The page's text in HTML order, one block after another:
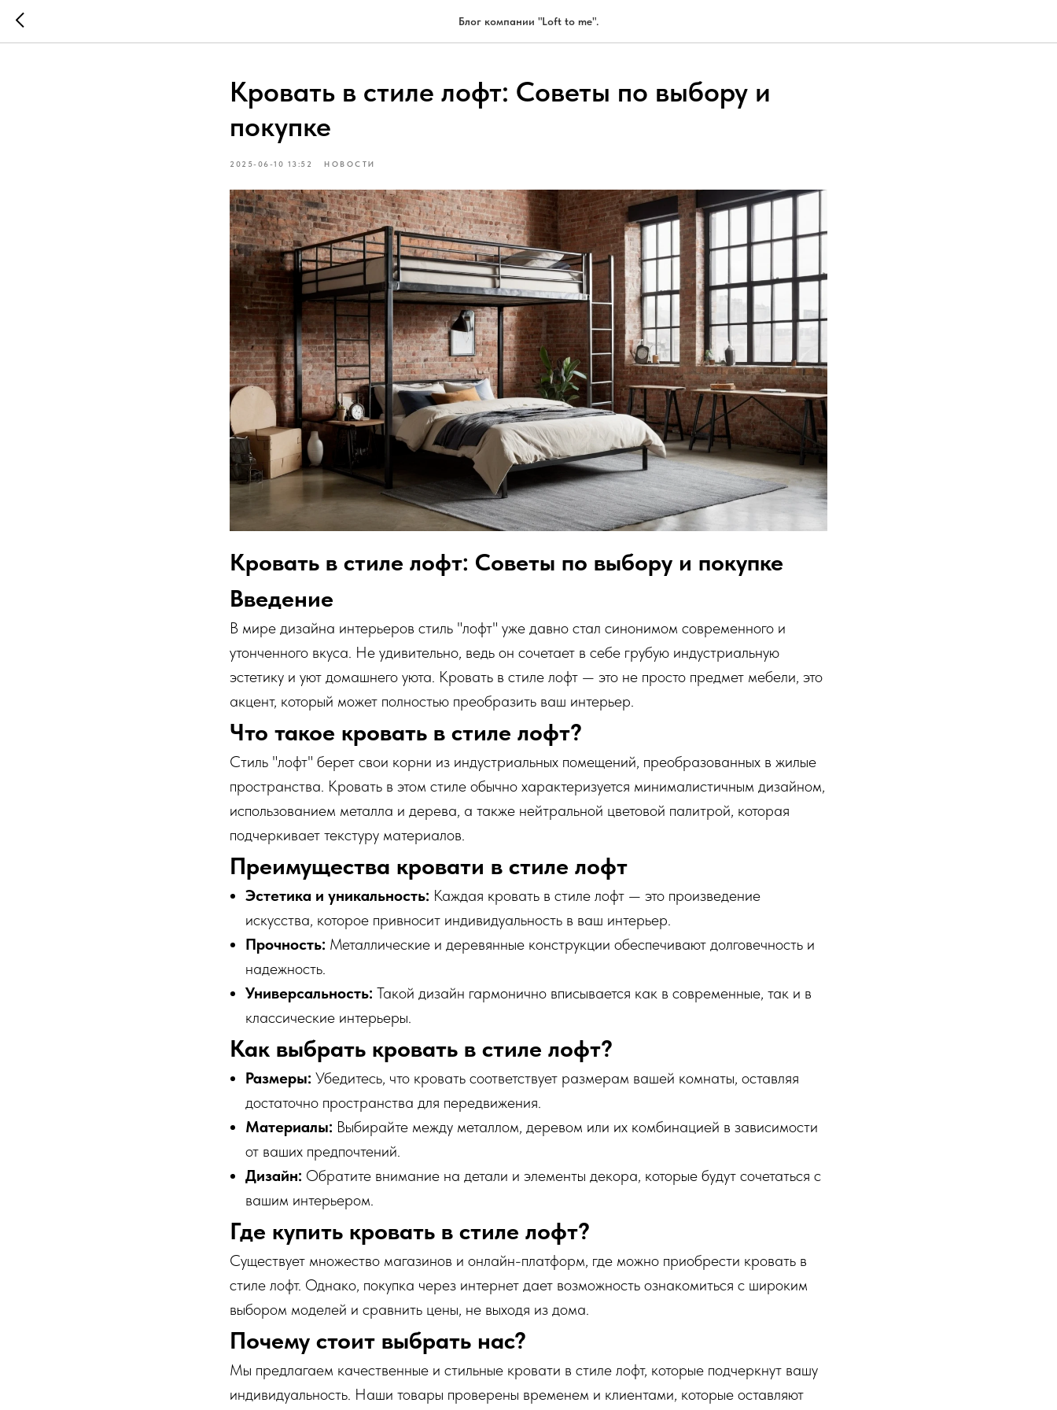
Блог компании "Loft to me".
Кровать в стиле лофт: Советы по выбору и
покупке
2025-06-10 13:52 НОВОСТИ
Кровать в стиле лофт: Советы по выбору и покупке
Введение
В мире дизайна интерьеров стиль "лофт" уже давно стал синонимом современного и
утонченного вкуса. Не удивительно, ведь он сочетает в себе грубую индустриальную
эстетику и уют домашнего уюта. Кровать в стиле лофт — это не просто предмет мебели, это
акцент, который может полностью преобразить ваш интерьер.
Что такое кровать в стиле лофт?
Стиль "лофт" берет свои корни из индустриальных помещений, преобразованных в жилые
пространства. Кровать в этом стиле обычно характеризуется минималистичным дизайном,
использованием металла и дерева, а также нейтральной цветовой палитрой, которая
подчеркивает текстуру материалов.
Преимущества кровати в стиле лофт
Эстетика и уникальность: Каждая кровать в стиле лофт — это произведение
искусства, которое привносит индивидуальность в ваш интерьер.
Прочность: Металлические и деревянные конструкции обеспечивают долговечность и
надежность.
Универсальность: Такой дизайн гармонично вписывается как в современные, так и в
классические интерьеры.
Как выбрать кровать в стиле лофт?
Размеры: Убедитесь, что кровать соответствует размерам вашей комнаты, оставляя
достаточно пространства для передвижения.
Материалы: Выбирайте между металлом, деревом или их комбинацией в зависимости
от ваших предпочтений.
Дизайн: Обратите внимание на детали и элементы декора, которые будут сочетаться с
вашим интерьером.
Где купить кровать в стиле лофт?
Существует множество магазинов и онлайн-платформ, где можно приобрести кровать в
стиле лофт. Однако, покупка через интернет дает возможность ознакомиться с широким
выбором моделей и сравнить цены, не выходя из дома.
Почему стоит выбрать нас?
Мы предлагаем качественные и стильные кровати в стиле лофт, которые подчеркнут вашу
индивидуальность. Наши товары проверены временем и клиентами, которые оставляют